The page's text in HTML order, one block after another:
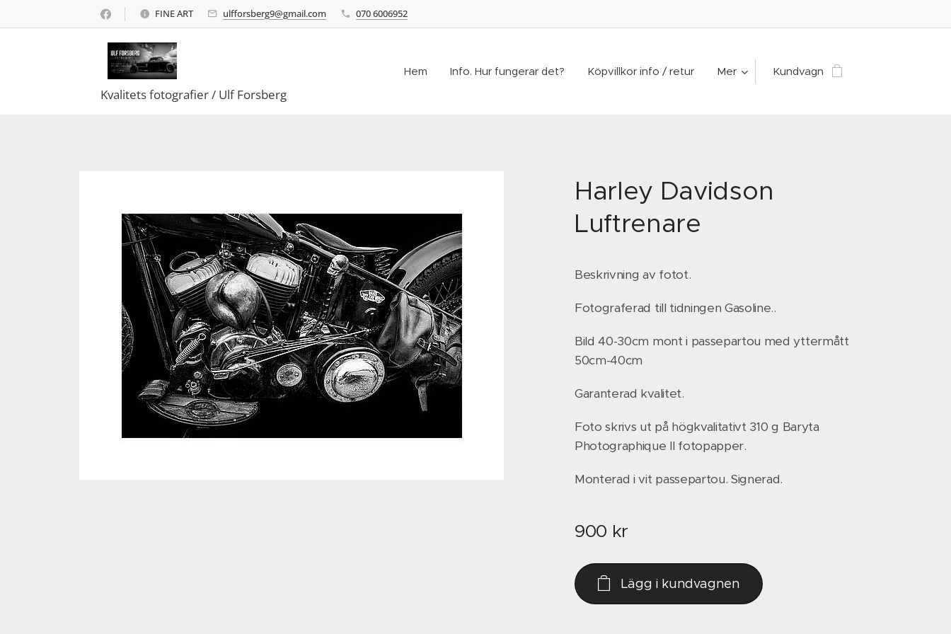
FINE ART ulfforsberg9@gmail.com 070 6006952
Kvalitets fotografier / Ulf Forsberg
Hem Info. Hur fungerar det? Köpvillkor info / retur Mer Kundvagn
Harley Davidson
Luftrenare
Beskrivning av fotot.
Fotograferad till tidningen Gasoline..
Bild 40-30cm mont i passepartou med yttermått
50cm-40cm
Garanterad kvalitet.
Foto skrivs ut på högkvalitativt 310 g Baryta
Photographique II fotopapper.
Monterad i vit passepartou. Signerad.
900 kr
Lägg i kundvagnen